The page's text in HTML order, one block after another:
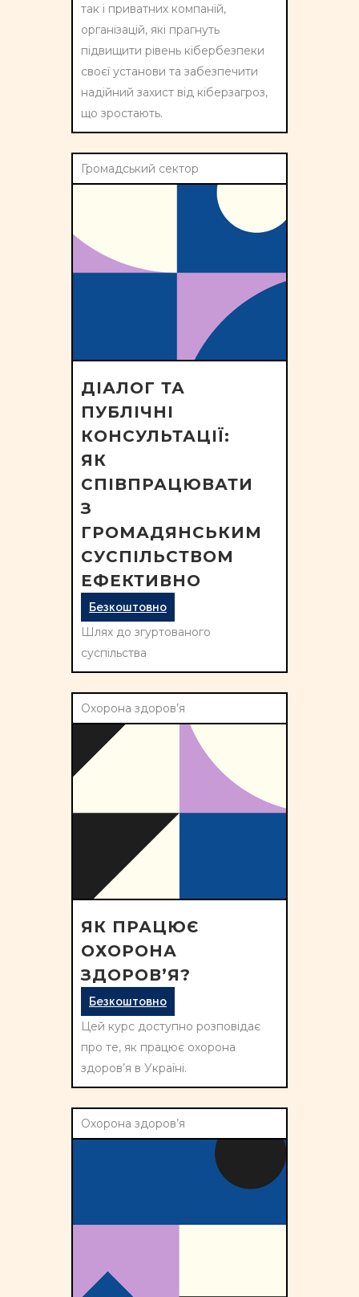
так і приватних компаній,
організацій, які прагнуть
підвищити рівень кібербезпеки
своєї установи та забезпечити
надійний захист від кіберзагроз,
що зростають.
Громадський сектор
ДІАЛОГ ТА
ПУБЛІЧНІ
КОНСУЛЬТАЦІЇ:
ЯК
СПІВПРАЦЮВАТИ
З
ГРОМАДЯНСЬКИМ
СУСПІЛЬСТВОМ
ЕФЕКТИВНО
Безкоштовно
Шлях до згуртованого
суспільства
Охорона здоров’я
ЯК ПРАЦЮЄ
ОХОРОНА
ЗДОРОВ’Я?
Безкоштовно
Цей курс доступно розповідає
про те, як працює охорона
здоров’я в Україні.
Охорона здоров’я